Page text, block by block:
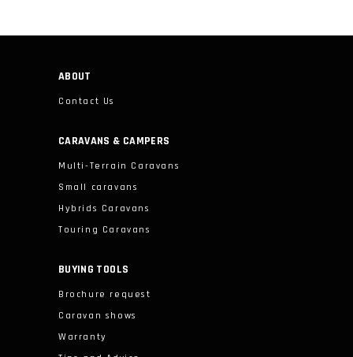
ABOUT
Contact Us
CARAVANS & CAMPERS
Multi-Terrain Caravans
Small caravans
Hybrids Caravans
Touring Caravans
BUYING TOOLS
Brochure request
Caravan shows
Warranty